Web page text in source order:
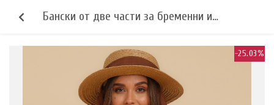
-25.03%
Бански от две части за бременни и